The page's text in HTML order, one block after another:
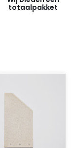
totaalpakket